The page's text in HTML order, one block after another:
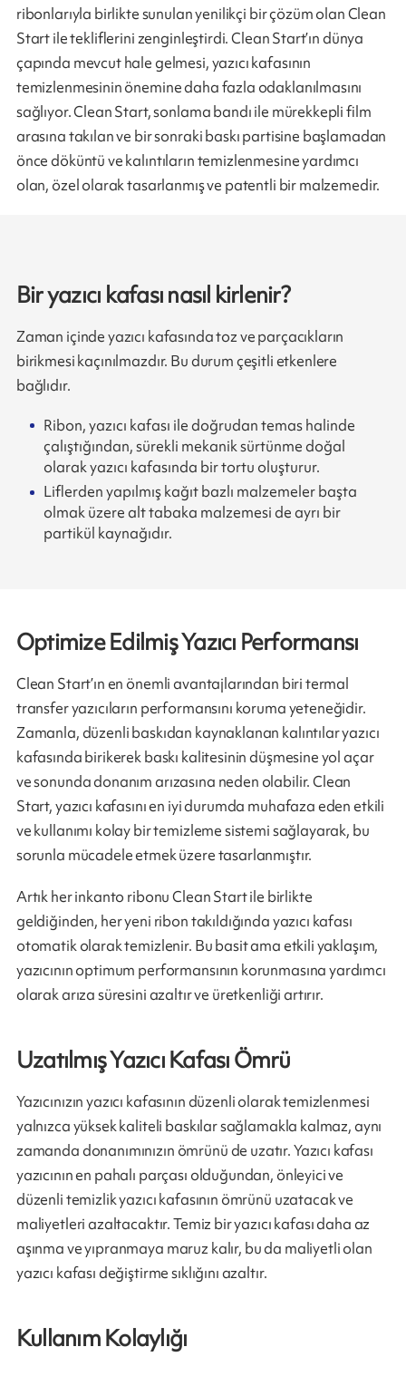
ribonlarıyla birlikte sunulan yenilikçi bir çözüm olan Clean
Start ile tekliflerini zenginleştirdi. Clean Start’ın dünya
çapında mevcut hale gelmesi, yazıcı kafasının
temizlenmesinin önemine daha fazla odaklanılmasını
sağlıyor. Clean Start, sonlama bandı ile mürekkepli film
arasına takılan ve bir sonraki baskı partisine başlamadan
önce döküntü ve kalıntıların temizlenmesine yardımcı
olan, özel olarak tasarlanmış ve patentli bir malzemedir.
Bir yazıcı kafası nasıl kirlenir?
Zaman içinde yazıcı kafasında toz ve parçacıkların
birikmesi kaçınılmazdır. Bu durum çeşitli etkenlere
bağlıdır.
Ribon, yazıcı kafası ile doğrudan temas halinde
çalıştığından, sürekli mekanik sürtünme doğal
olarak yazıcı kafasında bir tortu oluşturur.
Liflerden yapılmış kağıt bazlı malzemeler başta
olmak üzere alt tabaka malzemesi de ayrı bir
partikül kaynağıdır.
Optimize Edilmiş Yazıcı Performansı
Clean Start’ın en önemli avantajlarından biri termal
transfer yazıcıların performansını koruma yeteneğidir.
Zamanla, düzenli baskıdan kaynaklanan kalıntılar yazıcı
kafasında birikerek baskı kalitesinin düşmesine yol açar
ve sonunda donanım arızasına neden olabilir. Clean
Start, yazıcı kafasını en iyi durumda muhafaza eden etkili
ve kullanımı kolay bir temizleme sistemi sağlayarak, bu
sorunla mücadele etmek üzere tasarlanmıştır.
Artık her inkanto ribonu Clean Start ile birlikte
geldiğinden, her yeni ribon takıldığında yazıcı kafası
otomatik olarak temizlenir. Bu basit ama etkili yaklaşım,
yazıcının optimum performansının korunmasına yardımcı
olarak arıza süresini azaltır ve üretkenliği artırır.
Uzatılmış Yazıcı Kafası Ömrü
Yazıcınızın yazıcı kafasının düzenli olarak temizlenmesi
yalnızca yüksek kaliteli baskılar sağlamakla kalmaz, aynı
zamanda donanımınızın ömrünü de uzatır. Yazıcı kafası
yazıcının en pahalı parçası olduğundan, önleyici ve
düzenli temizlik yazıcı kafasının ömrünü uzatacak ve
maliyetleri azaltacaktır. Temiz bir yazıcı kafası daha az
aşınma ve yıpranmaya maruz kalır, bu da maliyetli olan
yazıcı kafası değiştirme sıklığını azaltır.
Kullanım Kolaylığı